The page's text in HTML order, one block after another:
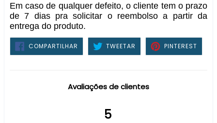
Em caso de qualquer defeito, o cliente tem o prazo
de 7 dias pra solicitar o reembolso a partir da
entrega do produto.
COMPARTILHAR COMPARTILHAR
FACEBOOK
TWEETAR TWEETARPINTERESTPIN
Avaliações de clientes
5